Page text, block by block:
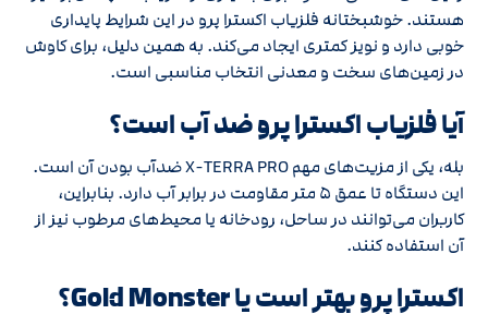
هستند. خوشبختانه فلزیاب اکسترا پرو در این شرایط پایداری
خوبی دارد و نویز کمتری ایجاد می‌کند. به همین دلیل، برای کاوش
در زمین‌های سخت و معدنی انتخاب مناسبی است.
آیا فلزیاب اکسترا پرو ضد آب است؟
بله، یکی از مزیت‌های مهم X-TERRA PRO ضدآب بودن آن است.
این دستگاه تا عمق ۵ متر مقاومت در برابر آب دارد. بنابراین،
کاربران می‌توانند در ساحل، رودخانه یا محیط‌های مرطوب نیز از
آن استفاده کنند.
اکسترا پرو بهتر است یا Gold Monster؟